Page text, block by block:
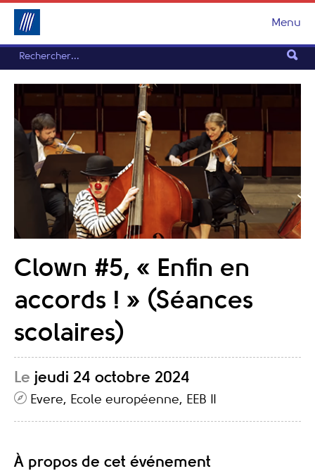
Menu
Clown #5, « Enfin en
accords ! » (Séances
scolaires)
Le jeudi 24 octobre 2024
Evere, Ecole européenne, EEB II
À propos de cet événement